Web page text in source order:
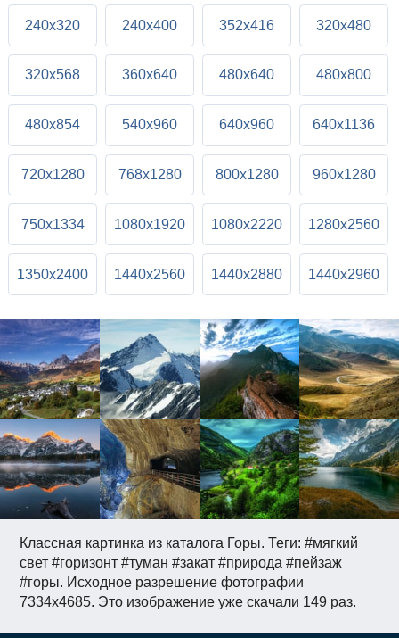
Классная картинка из каталога Горы. Теги: #мягкий
свет #горизонт #туман #закат #природа #пейзаж
#горы. Исходное разрешение фотографии
7334x4685. Это изображение уже скачали 149 раз.
240x320 240x400 352x416 320x480
320x568 360x640 480x640 480x800
480x854 540x960 640x960 640x1136
720x1280 768x1280 800x1280 960x1280
750x1334 1080x1920 1080x2220 1280x2560
1350x2400 1440x2560 1440x2880 1440x2960